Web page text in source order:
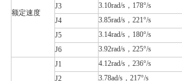
额定速度
J3
3.10rad/s，178°/s
J4
3.85rad/s，221°/s
J5
3.14rad/s，180°/s
J6
3.92rad/s，225°/s
J1
4.12rad/s，236°/s
J2
3.78ad/s，217°/s